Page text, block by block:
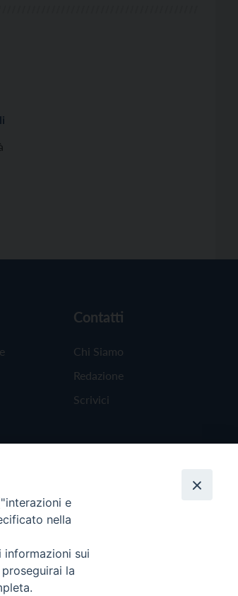
Contatti
Chi Siamo
Redazione
Scrivici
e
nella
sui
la